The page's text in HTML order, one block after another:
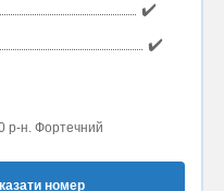
✔️
✔️
р-н. Фортечний
номер